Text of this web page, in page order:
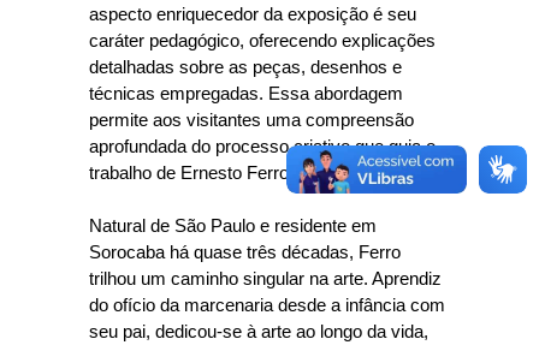
aspecto enriquecedor da exposição é seu
caráter pedagógico, oferecendo explicações
detalhadas sobre as peças, desenhos e
técnicas empregadas. Essa abordagem
permite aos visitantes uma compreensão
aprofundada do processo criativo que guia o
trabalho de Ernesto Ferro.
Natural de São Paulo e residente em
Sorocaba há quase três décadas, Ferro
trilhou um caminho singular na arte. Aprendiz
do ofício da marcenaria desde a infância com
seu pai, dedicou-se à arte ao longo da vida,